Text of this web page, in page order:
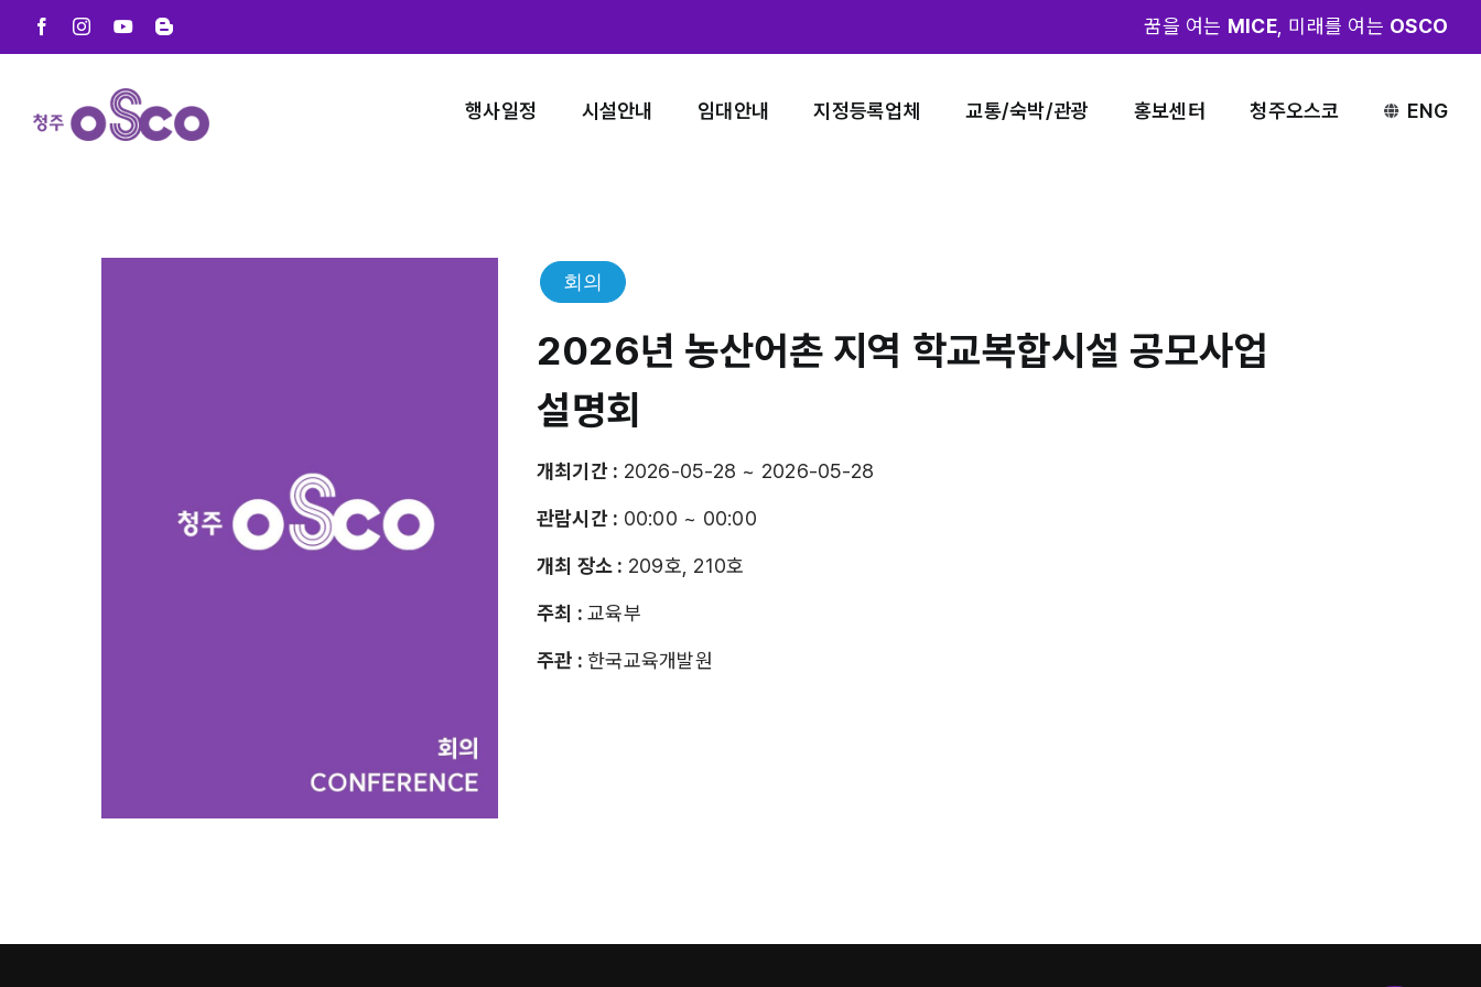
FacebookInstagramYouTubeBlogger 꿈을 여는 MICE, 미래를 여는 OSCO
행사일정 시설안내 임대안내 지정등록업체 교통/숙박/관광 홍보센터 청주오스코 ENG
회의
2026년 농산어촌 지역 학교복합시설 공모사업
설명회
개최기간 : 2026-05-28 ~ 2026-05-28
관람시간 : 00:00 ~ 00:00
개최 장소 : 209호, 210호
주최 :교육부
주관 :한국교육개발원